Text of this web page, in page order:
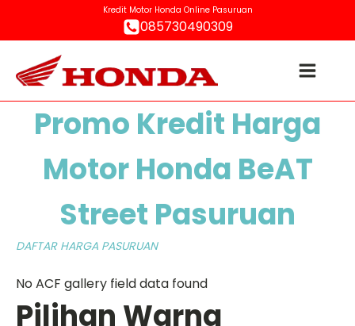
Kredit Motor Honda Online Pasuruan
085730490309
Promo Kredit Harga
Motor Honda BeAT
Street Pasuruan
DAFTAR HARGA PASURUAN
No ACF gallery field data found
Pilihan Warna